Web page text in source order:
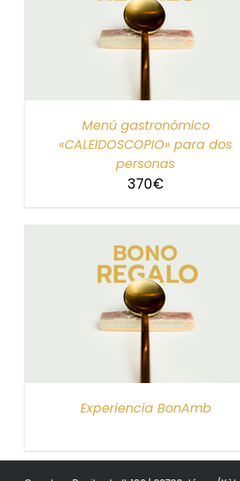
Menú gastronómico
«CALEIDOSCOPIO» para dos
personas
370€
SELECCIONAR IMPORTE
Experiencia BonAmb